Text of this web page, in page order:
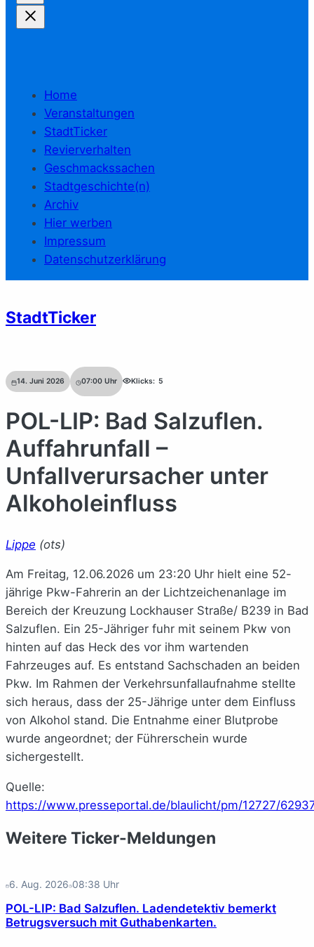
Home
Veranstaltungen
StadtTicker
Revierverhalten
Geschmackssachen
Stadtgeschichte(n)
Archiv
Hier werben
Impressum
Datenschutzerklärung
StadtTicker
14. Juni 2026 07:00 Uhr Klicks: 5
POL-LIP: Bad Salzuflen.
Auffahrunfall –
Unfallverursacher unter
Alkoholeinfluss
Lippe (ots)
Am Freitag, 12.06.2026 um 23:20 Uhr hielt eine 52-
jährige Pkw-Fahrerin an der Lichtzeichenanlage im
Bereich der Kreuzung Lockhauser Straße/ B239 in Bad
Salzuflen. Ein 25-Jähriger fuhr mit seinem Pkw von
hinten auf das Heck des vor ihm wartenden
Fahrzeuges auf. Es entstand Sachschaden an beiden
Pkw. Im Rahmen der Verkehrsunfallaufnahme stellte
sich heraus, dass der 25-Jährige unter dem Einfluss
von Alkohol stand. Die Entnahme einer Blutprobe
wurde angeordnet; der Führerschein wurde
sichergestellt.
Quelle:
https://www.presseportal.de/blaulicht/pm/12727/
Weitere Ticker-Meldungen
6. Aug. 2026 08:38 Uhr
POL-LIP: Bad Salzuflen. Ladendetektiv bemerkt
Betrugsversuch mit Guthabenkarten.